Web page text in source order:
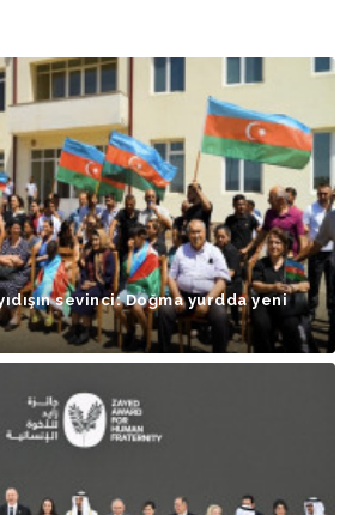
sevinci: Doğma yurdda yeni